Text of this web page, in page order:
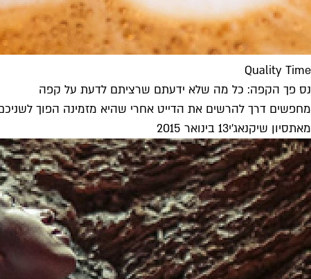
Quality Time
נס פך הקפה: כל מה שלא ידעתם שרציתם לדעת על קפה
מחפשים דרך להרשים את הדייט אחרי שהיא מזמינה הפוך
מאתסיון שיקנאג'י13 בינואר 2015